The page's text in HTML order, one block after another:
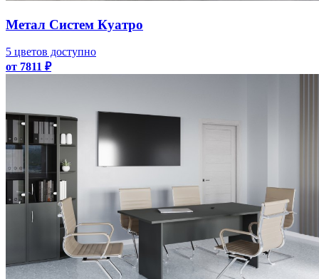
Метал Систем Куатро
5 цветов доступно
от 7811 ₽